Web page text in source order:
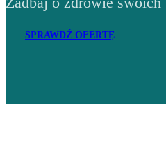
SPRAWDŹ OFERTĘ